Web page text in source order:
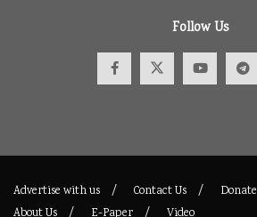
Follow Us
Advertise with us Contact Us Donate
About Us
E-Paper Video